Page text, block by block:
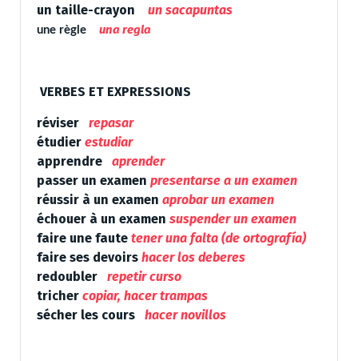
un taille-crayon
un sacapuntas
une règle una regla
VERBES ET EXPRESSIONS
réviser
repasar
étudier estudiar
apprendre
aprender
passer un examen presentarse a un examen
réussir à un examen aprobar un examen
échouer à un examen suspender un examen
faire une faute tener una falta (de ortografía)
faire ses devoirs hacer los deberes
redoubler
repetir curso
tricher copiar, hacer trampas
sécher les cours
hacer novillos